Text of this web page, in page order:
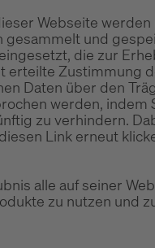
Webseite
und
die zur
Zustimmung
Daten über den
werden, indem
zu verhindern.
Link erneut
alle auf seiner
zu nutzen und